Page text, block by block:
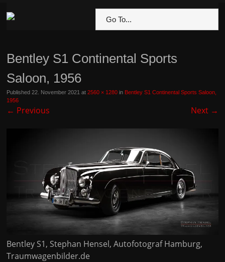
Go To...
Bentley S1 Continental Sports
Saloon, 1956
Published22. November 2021 at2560 × 1280 in Bentley S1 Continental Sports Saloon,
1956
← Previous Next →
Bentley S1, Stephan Hensel, Autofotograf Hamburg,
Traumwagenbilder.de